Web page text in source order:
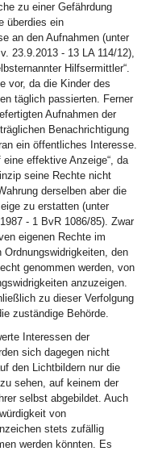
zu einer Gefährdung
überdies ein
an den Aufnahmen (unter
23.9.2013 - 13 LA 114/12),
Hilfsermittler“.
vor, da die Kinder des
täglich passierten. Ferner
Aufnahmen der
Benachrichtigung
ein öffentliches Interesse.
eine effektive Anzeige“, da
seine Rechte nicht
derselben aber die
zu erstatten (unter
- 1 BvR 1086/85). Zwar
eigenen Rechte im
Ordnungswidrigkeiten, den
genommen werden, von
anzuzeigen.
zu dieser Verfolgung
zuständige Behörde.
Interessen der
sich dagegen nicht
den Lichtbildern nur die
sehen, auf keinem der
selbst abgebildet. Auch
von
stets zufällig
werden könnten. Es